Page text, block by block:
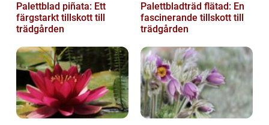
Palettblad piñata: Ett
färgstarkt tillskott till
trädgården
Palettbladträd flätad: En
fascinerande tillskott till
trädgården